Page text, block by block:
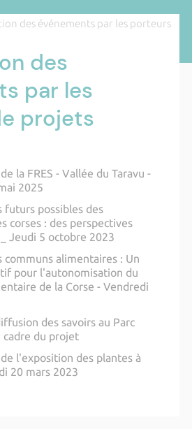
des événements par les porteurs
des
par les
projets
la FRES - Vallée du Taravu -
2025
futurs possibles des
corses : des perspectives
Jeudi 5 octobre 2023
communs alimentaires : Un
pour l'autonomisation du
de la Corse - Vendredi
des savoirs au Parc
cadre du projet
l'exposition des plantes à
20 mars 2023